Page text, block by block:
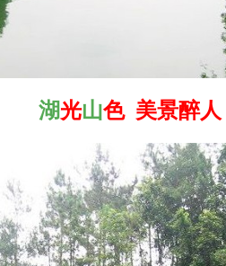
湖光山色 美景醉人